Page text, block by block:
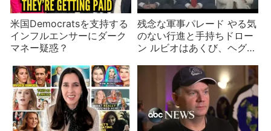
米国Democratsを支持する
インフルエンサーにダーク
マネー疑惑？
残念な軍事パレード やる気
のない行進と手持ちドロー
ン ルビオはあくび、ヘグセ